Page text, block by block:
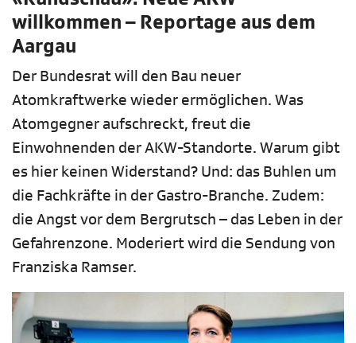
willkommen – Reportage aus dem
Aargau
Der Bundesrat will den Bau neuer
Atomkraftwerke wieder ermöglichen. Was
Atomgegner aufschreckt, freut die
Einwohnenden der AKW-Standorte. Warum gibt
es hier keinen Widerstand? Und: das Buhlen um
die Fachkräfte in der Gastro-Branche. Zudem:
die Angst vor dem Bergrutsch – das Leben in der
Gefahrenzone. Moderiert wird die Sendung von
Franziska Ramser.